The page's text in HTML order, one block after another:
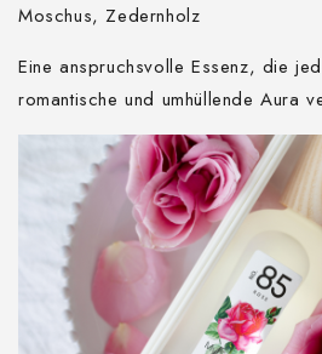
Moschus, Zedernholz
Eine anspruchsvolle Essenz, die
romantische und umhüllende Aura